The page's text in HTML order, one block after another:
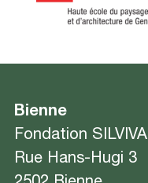
Bienne
Fondation SILVIVA
Rue Hans-Hugi 3